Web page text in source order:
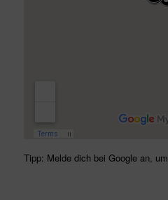
Tipp: Melde dich bei Google an,